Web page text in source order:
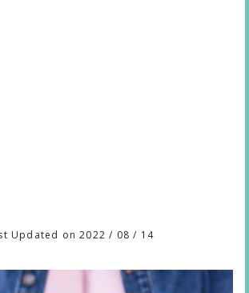
Updated on 2022 / 08 / 14